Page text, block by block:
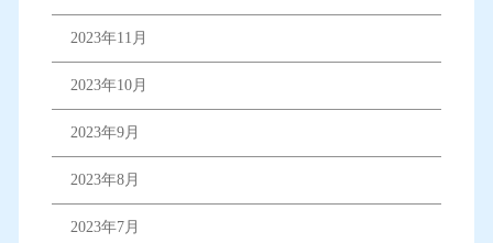
2023年11月
2023年10月
2023年9月
2023年8月
2023年7月